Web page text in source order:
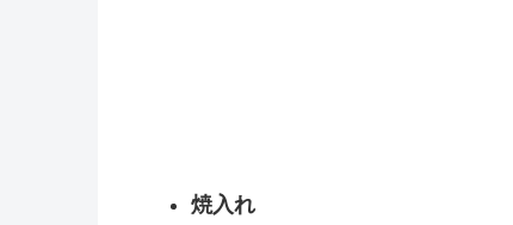
焼入れ